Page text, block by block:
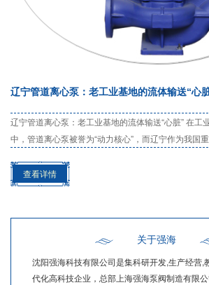
辽宁管道离心泵：老工业基地的流体输送“心
辽宁管道离心泵：老工业基地的流体输送“心脏” 在工
中，管道离心泵被誉为“动力核心”，而辽宁作为我国
离心泵产业的核心集聚区...
查看详情
关于强海
沈阳强海科技有限公司是集科研开发,生产经营,
代化高科技企业，总部上海强海泵阀制造有限